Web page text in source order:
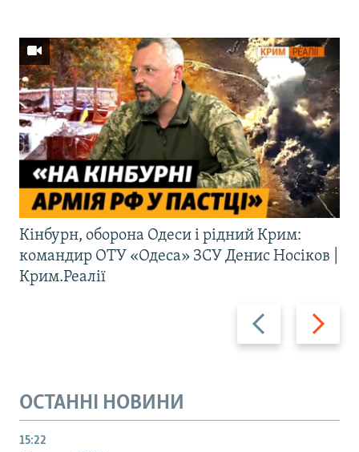
Назад Вперед
Кінбурн, оборона Одеси і рідний Крим:
командир ОТУ «Одеса» ЗСУ Денис Носіков |
Крим.Реалії
ОСТАННІ НОВИНИ
15:22